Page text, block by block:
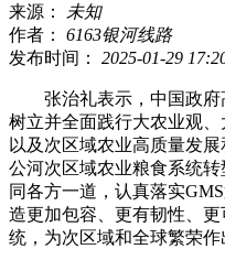
来源：
未知
作者： 6163银河线路
发布时间： 2025-01-29
张治礼表示，中国政府
树立并全面践行大农业观
以及次区域农业高质量发
公河次区域农业粮食系统
同各方一道，认真落实
造更加包容、更有韧性、
统，为次区域和全球繁荣作